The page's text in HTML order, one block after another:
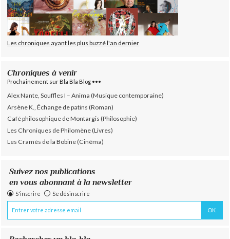
Les chroniques ayant les plus buzzé l'an dernier
Chroniques à venir
Prochainement sur Bla Bla Blog •••
Alex Nante, Souffles I – Anima (Musique contemporaine)
Arsène K., Échange de patins (Roman)
Café philosophique de Montargis (Philosophie)
Les Chroniques de Philomène (Livres)
Les Cramés de la Bobine (Cinéma)
Suivez nos publications
en vous abonnant à la newsletter
S'inscrire Se désinscrire